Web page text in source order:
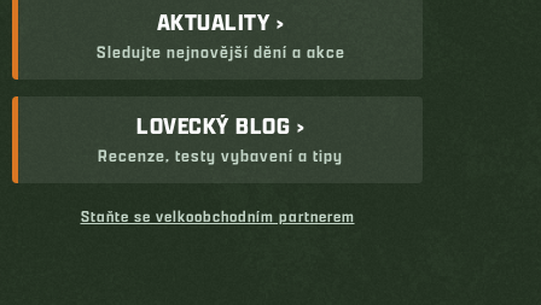
AKTUALITY ›
Sledujte nejnovější dění a akce
LOVECKÝ BLOG ›
Recenze, testy vybavení a tipy
Staňte se velkoobchodním partnerem